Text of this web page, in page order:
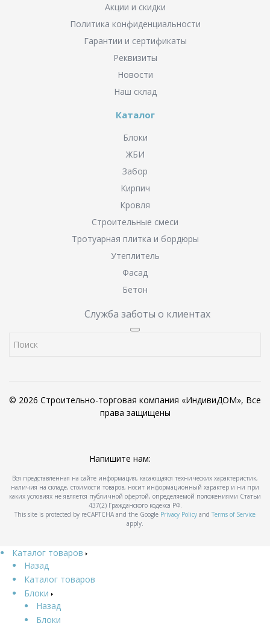
Акции и скидки
Политика конфиденциальности
Гарантии и сертификаты
Реквизиты
Новости
Наш склад
Каталог
Блоки
ЖБИ
Забор
Кирпич
Кровля
Строительные смеси
Тротуарная плитка и бордюры
Утеплитель
Фасад
Бетон
Служба заботы о клиентах
© 2026 Строительно-торговая компания «ИндивиДОМ», Все
права защищены
Напишите нам:
Вся представленная на сайте информация, касающаяся технических характеристик,
наличия на складе, стоимости товаров, носит информационный характер и ни при
каких условиях не является публичной офертой, определяемой положениями Статьи
437(2) Гражданского кодекса РФ.
This site is protected by reCAPTCHA and the Google Privacy Policy and Terms of Service
apply.
Каталог товаров
Назад
Каталог товаров
Блоки
Назад
Блоки